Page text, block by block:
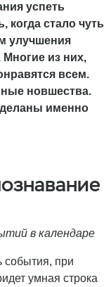
успеть
когда стало чуть
улучшения
из них,
всем.
новшества.
именно
в календаре
события, при
умная строка